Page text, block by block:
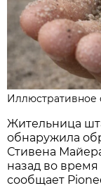
Иллюстративное
Жительница
обнаружила
Стивена
назад во время
сообщает